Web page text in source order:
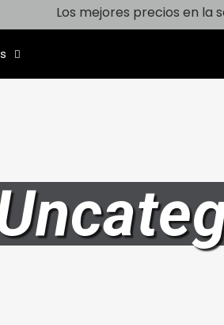
Los mejores precios en la